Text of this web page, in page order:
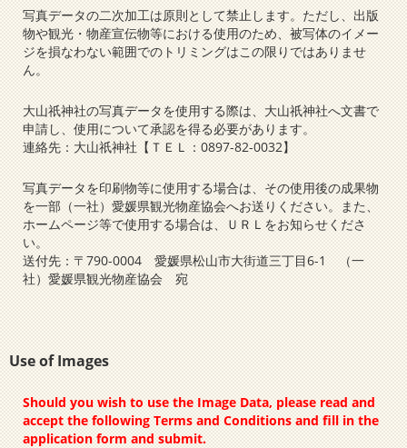
写真データの二次加工は原則として禁止します。ただし、出版
物や観光・物産宣伝物等における使用のため、被写体のイメー
ジを損なわない範囲でのトリミングはこの限りではありませ
ん。
大山祇神社の写真データを使用する際は、大山祇神社へ文書で
申請し、使用について承認を得る必要があります。
連絡先：大山祇神社【ＴＥＬ：0897-82-0032】
写真データを印刷物等に使用する場合は、その使用後の成果物
を一部（一社）愛媛県観光物産協会へお送りください。また、
ホームページ等で使用する場合は、ＵＲＬをお知らせくださ
い。
送付先：〒790-0004 愛媛県松山市大街道三丁目6-1 （一
社）愛媛県観光物産協会 宛
Use of Images
Should you wish to use the Image Data, please read and
accept the following Terms and Conditions and fill in the
application form and submit.